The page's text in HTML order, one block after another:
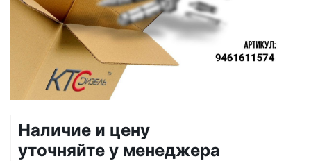
Наличие и цену
уточняйте у менеджера